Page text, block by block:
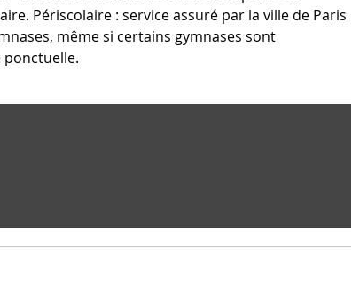
Périscolaire : service assuré par la ville de Paris
même si certains gymnases sont